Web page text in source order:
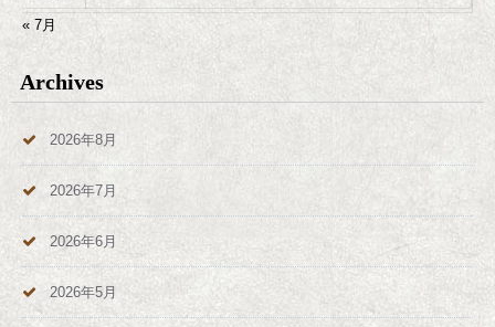
« 7月
Archives
2026年8月
2026年7月
2026年6月
2026年5月